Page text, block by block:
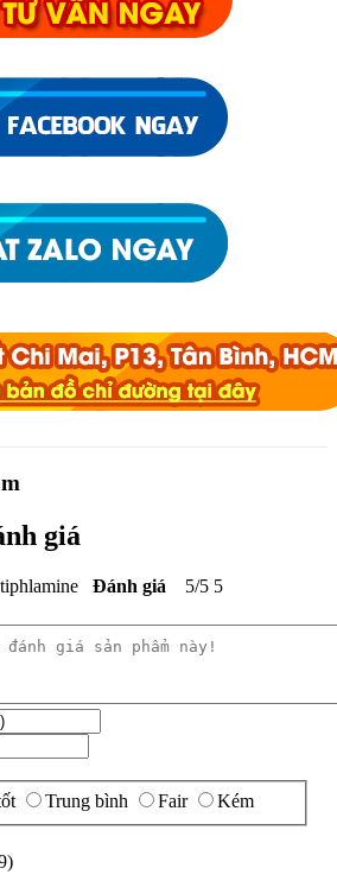
giá
Đánh giá 5/5 5
Trung bình Fair Kém